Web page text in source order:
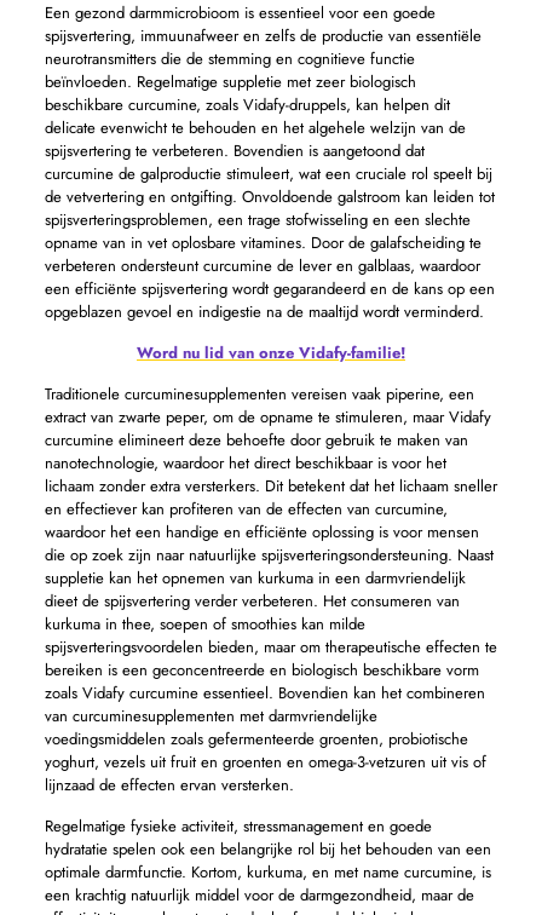
Een gezond darmmicrobioom is essentieel voor een goede
spijsvertering, immuunafweer en zelfs de productie van essentiële
neurotransmitters die de stemming en cognitieve functie
beïnvloeden. Regelmatige suppletie met zeer biologisch
beschikbare curcumine, zoals Vidafy-druppels, kan helpen dit
delicate evenwicht te behouden en het algehele welzijn van de
spijsvertering te verbeteren. Bovendien is aangetoond dat
curcumine de galproductie stimuleert, wat een cruciale rol speelt bij
de vetvertering en ontgifting. Onvoldoende galstroom kan leiden tot
spijsverteringsproblemen, een trage stofwisseling en een slechte
opname van in vet oplosbare vitamines. Door de galafscheiding te
verbeteren ondersteunt curcumine de lever en galblaas, waardoor
een efficiënte spijsvertering wordt gegarandeerd en de kans op een
opgeblazen gevoel en indigestie na de maaltijd wordt verminderd.
Word nu lid van onze Vidafy-familie!
Traditionele curcuminesupplementen vereisen vaak piperine, een
extract van zwarte peper, om de opname te stimuleren, maar Vidafy
curcumine elimineert deze behoefte door gebruik te maken van
nanotechnologie, waardoor het direct beschikbaar is voor het
lichaam zonder extra versterkers. Dit betekent dat het lichaam sneller
en effectiever kan profiteren van de effecten van curcumine,
waardoor het een handige en efficiënte oplossing is voor mensen
die op zoek zijn naar natuurlijke spijsverteringsondersteuning. Naast
suppletie kan het opnemen van kurkuma in een darmvriendelijk
dieet de spijsvertering verder verbeteren. Het consumeren van
kurkuma in thee, soepen of smoothies kan milde
spijsverteringsvoordelen bieden, maar om therapeutische effecten te
bereiken is een geconcentreerde en biologisch beschikbare vorm
zoals Vidafy curcumine essentieel. Bovendien kan het combineren
van curcuminesupplementen met darmvriendelijke
voedingsmiddelen zoals gefermenteerde groenten, probiotische
yoghurt, vezels uit fruit en groenten en omega-3-vetzuren uit vis of
lijnzaad de effecten ervan versterken.
Regelmatige fysieke activiteit, stressmanagement en goede
hydratatie spelen ook een belangrijke rol bij het behouden van een
optimale darmfunctie. Kortom, kurkuma, en met name curcumine, is
een krachtig natuurlijk middel voor de darmgezondheid, maar de